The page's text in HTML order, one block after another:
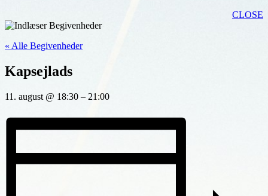
CLOSE
« Alle Begivenheder
Kapsejlads
11. august @ 18:30 – 21:00